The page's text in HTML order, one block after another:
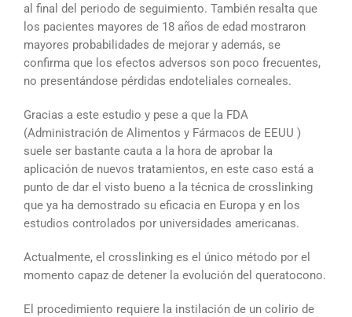
al final del periodo de seguimiento. También resalta que
los pacientes mayores de 18 años de edad mostraron
mayores probabilidades de mejorar y además, se
confirma que los efectos adversos son poco frecuentes,
no presentándose pérdidas endoteliales corneales.
Gracias a este estudio y pese a que la FDA
(Administración de Alimentos y Fármacos de EEUU )
suele ser bastante cauta a la hora de aprobar la
aplicación de nuevos tratamientos, en este caso está a
punto de dar el visto bueno a la técnica de crosslinking
que ya ha demostrado su eficacia en Europa y en los
estudios controlados por universidades americanas.
Actualmente, el crosslinking es el único método por el
momento capaz de detener la evolución del queratocono.
El procedimiento requiere la instilación de un colirio de